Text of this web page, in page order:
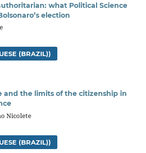
what Political Science
election
(BRAZIL))
and the limits of the citizenship in
Nicolete
(BRAZIL))